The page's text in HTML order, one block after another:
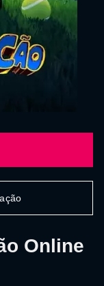
Online